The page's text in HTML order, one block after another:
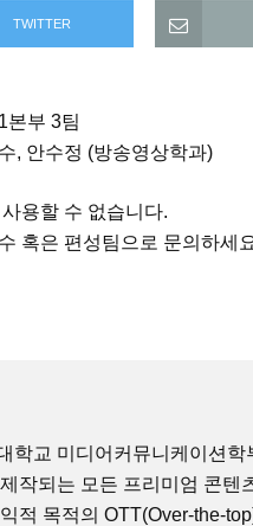
TWITTER
본부 3팀
, 안수정 (방송영상학과)
용할 수 없습니다.
혹은 편성팀으로 문의하세
학교 미디어커뮤니케이션
작되는 모든 프리미엄 콘텐
적 목적의 OTT(Over-the-